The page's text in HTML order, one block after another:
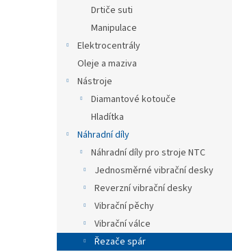
Drtiče suti
Manipulace
Elektrocentrály
Oleje a maziva
Nástroje
Diamantové kotouče
Hladítka
Náhradní díly
Náhradní díly pro stroje NTC
Jednosměrné vibrační desky
Reverzní vibrační desky
Vibrační pěchy
Vibrační válce
Řezače spár